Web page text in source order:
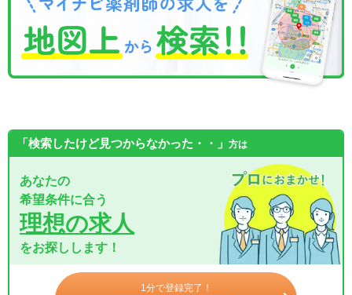
「検索したけど見つからなかった・・」 方は
あなたの
希望条件に合う
理想の求人
をお探しします！
1分で登録完了！